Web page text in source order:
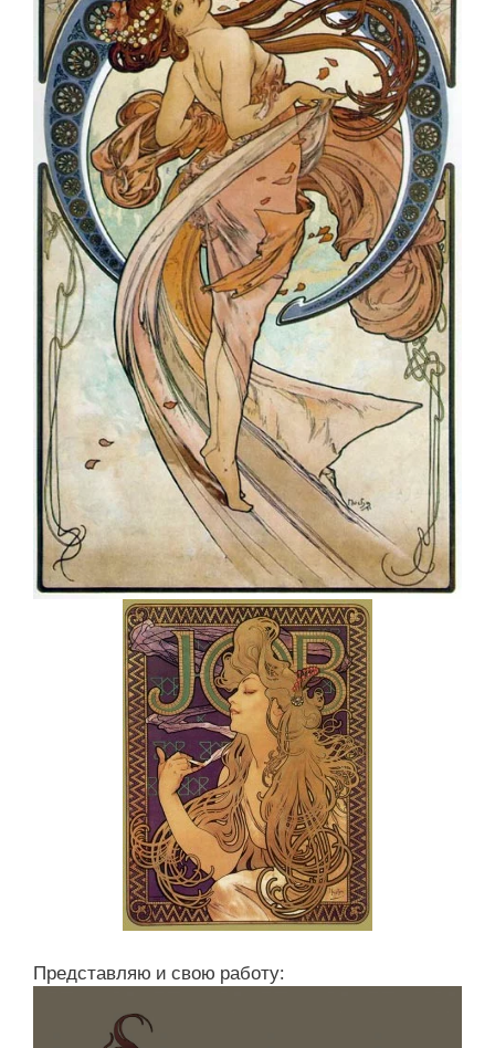
Представляю и свою работу: